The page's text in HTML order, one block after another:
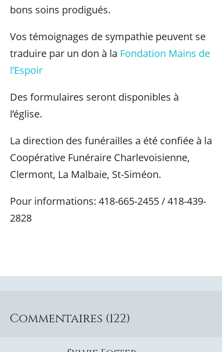
bons soins prodigués.
Vos témoignages de sympathie peuvent se
traduire par un don à la Fondation Mains de
l’Espoir
Des formulaires seront disponibles à
l’église.
La direction des funérailles a été confiée à la
Coopérative Funéraire Charlevoisienne,
Clermont, La Malbaie, St-Siméon.
Pour informations: 418-665-2455 / 418-439-
2828
Commentaires (122)